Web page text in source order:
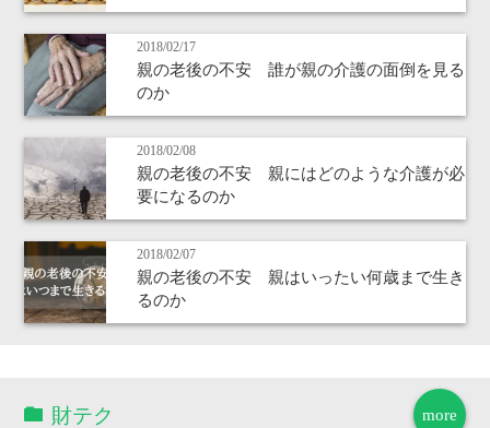
2018/02/17
親の老後の不安 誰が親の介護の面倒を見る
のか
2018/02/08
親の老後の不安 親にはどのような介護が必
要になるのか
2018/02/07
親の老後の不安 親はいったい何歳まで生き
るのか
more
財テク